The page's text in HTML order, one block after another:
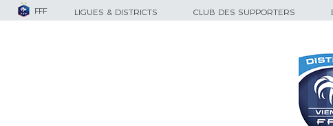
FFF LIGUES & DISTRICTS CLUB DES SUPPORTERS